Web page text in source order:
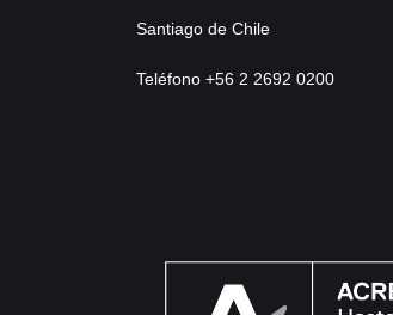
Santiago de Chile
Teléfono +56 2 2692 0200